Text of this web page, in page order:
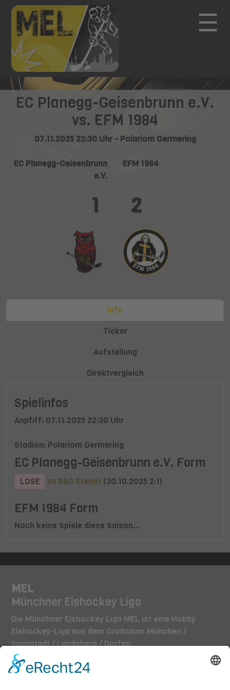
☰
EC Planegg-Geisenbrunn e.V.
vs. EFM 1984
07.11.2025 22:30 Uhr - Polariom Germering
EC Planegg-Geisenbrunn
e.V.
EFM 1984
1 2
Info
Ticker
Aufstellung
Direktvergleich
Spielinfos
Anpfiff: 07.11.2025 22:30 Uhr
Stadion: Polariom Germering
EC Planegg-Geisenbrunn e.V. Form
LOSE VS BSG Eternit (30.10.2025 2:1)
EFM 1984 Form
Noch keine Spiele diese Saison...
MEL
Münchner Eishockey Liga
Die Münchner Eishockey Liga MEL ist eine Hobby
Eishockey-Liga aus dem Großraum München /
Ingolstadt / Landsberg / Dorfen.